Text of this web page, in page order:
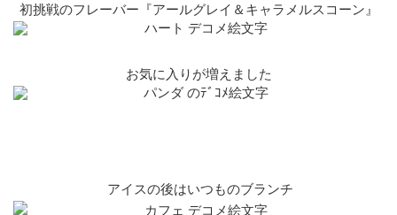
初挑戦のフレーバー『アールグレイ＆キャラメルスコーン』
お気に入りが増えました
アイスの後はいつものブランチ